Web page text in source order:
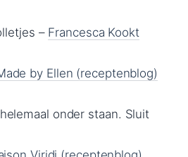
– Francesca Kookt
by Ellen (receptenblog)
onder staan. Sluit